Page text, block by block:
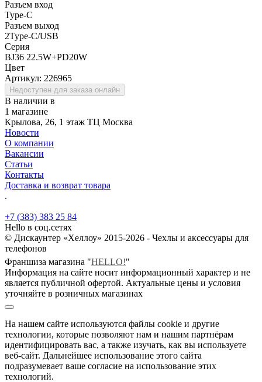
Разъем вход
Type-C
Разъем выход
2Type-C/USB
Серия
BJ36 22.5W+PD20W
Цвет
Артикул: 226965
Недоступен для заказа онлайн
В наличии в
1 магазине
Крылова, 26, 1 этаж ТЦ Москва
Новости
О компании
Вакансии
Статьи
Контакты
Доставка и возврат товара
.
+7 (383) 383 25 84
Hello в соц.сетях
© Дискаунтер «Хеллоу» 2015-2026 - Чехлы и аксессуары для
телефонов
Франшиза магазина "HELLO!"
Информация на сайте носит информационный характер и не
является публичной офертой. Актуальные цены и условия
уточняйте в розничных магазинах
На нашем сайте используются файлы cookie и другие
технологии, которые позволяют нам и нашим партнёрам
идентифицировать вас, а также изучать, как вы используете
веб-сайт. Дальнейшее использование этого сайта
подразумевает ваше согласие на использование этих
технологий.